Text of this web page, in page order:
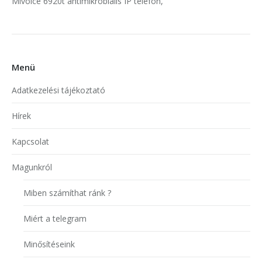
Menü
Adatkezelési tájékoztató
Hírek
Kapcsolat
Magunkról
Miben számíthat ránk ?
Miért a telegram
Minősítéseink